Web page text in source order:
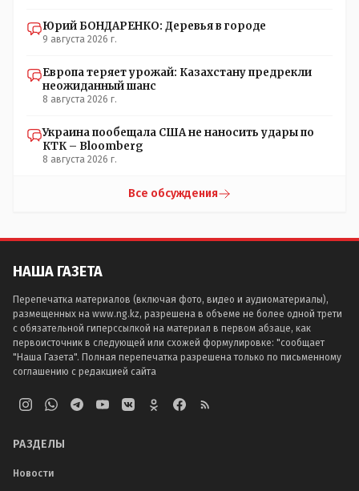
Юрий БОНДАРЕНКО: Деревья в городе
9 августа 2026 г.
Европа теряет урожай: Казахстану предрекли
неожиданный шанс
8 августа 2026 г.
Украина пообещала США не наносить удары по
КТК – Bloomberg
8 августа 2026 г.
Все обсуждения
НАША ГАЗЕТА
Перепечатка материалов (включая фото, видео и аудиоматериалы),
размещенных на www.ng.kz, разрешена в объеме не более одной трети
с обязательной гиперссылкой на материал в первом абзаце, как
первоисточник в следующей или схожей формулировке: "сообщает
"Наша Газета". Полная перепечатка разрешена только по письменному
соглашению с редакцией сайта
РАЗДЕЛЫ
Новости